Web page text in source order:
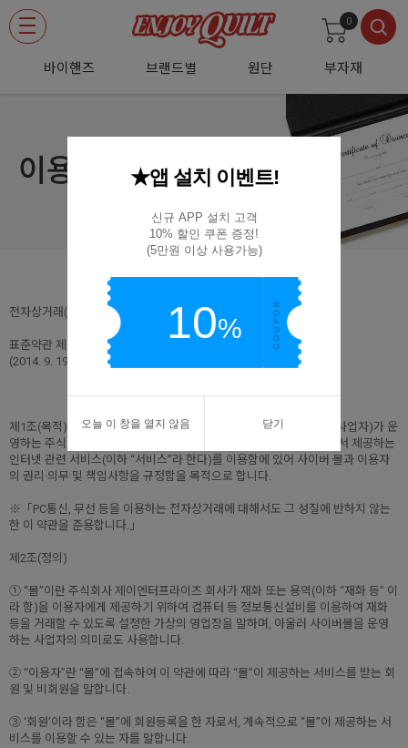
바이핸즈 브랜드별 원단 부자재
0
이용약관
전자상거래(인터넷사이버몰) 표준약관
표준약관 제10023호
(2014. 9. 19. 개정)
제1조(목적) 이 약관은주식회사 제이엔터프라이즈 회사(전자상거래 사업자)가 운
영하는 주식회사 제이엔터프라이즈 사이버 몰(이하 “몰”이라 한다)에서 제공하는
인터넷 관련 서비스(이하 “서비스”라 한다)를 이용함에 있어 사이버 몰과 이용자
의 권리·의무 및 책임사항을 규정함을 목적으로 합니다.
※「PC통신, 무선 등을 이용하는 전자상거래에 대해서도 그 성질에 반하지 않는
한 이 약관을 준용합니다.」
제2조(정의)
① “몰”이란 주식회사 제이엔터프라이즈 회사가 재화 또는 용역(이하 “재화 등” 이
라 함)을 이용자에게 제공하기 위하여 컴퓨터 등 정보통신설비를 이용하여 재화
등을 거래할 수 있도록 설정한 가상의 영업장을 말하며, 아울러 사이버몰을 운영
하는 사업자의 의미로도 사용합니다.
② “이용자”란 “몰”에 접속하여 이 약관에 따라 “몰”이 제공하는 서비스를 받는 회
원 및 비회원을 말합니다.
③ ‘회원’이라 함은 “몰”에 회원등록을 한 자로서, 계속적으로 “몰”이 제공하는 서
비스를 이용할 수 있는 자를 말합니다.
★앱 설치 이벤트!
신규 APP 설치 고객
10% 할인 쿠폰 증정!
(5만원 이상 사용가능)
10%
오늘 이 창을 열지 않음 닫기